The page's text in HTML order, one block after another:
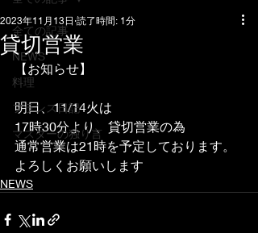
全ての記事
NEWS
料理
フランス日記
マスターの独り言
貸切営業
2023年11月13日 読了時間: 1分
【お知らせ】
明日、11/14火は
17時30分より、貸切営業の為
通常営業は21時を予定しております。
よろしくお願いします
NEWS